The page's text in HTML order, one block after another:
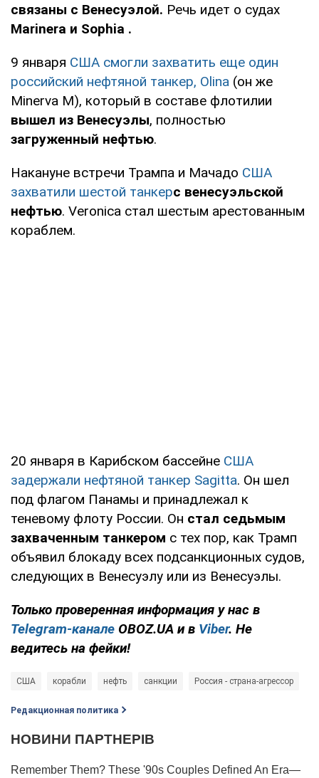
связаны с Венесуэлой. Речь идет о судах
Marinera и Sophia .
9 января США смогли захватить еще один
российский нефтяной танкер, Olina (он же
Minerva M), который в составе флотилии
вышел из Венесуэлы, полностью
загруженный нефтью.
Накануне встречи Трампа и Мачадо США
захватили шестой танкерс венесуэльской
нефтью. Veronica стал шестым арестованным
кораблем.
20 января в Карибском бассейне США
задержали нефтяной танкер Sagitta. Он шел
под флагом Панамы и принадлежал к
теневому флоту России. Он стал седьмым
захваченным танкером с тех пор, как Трамп
объявил блокаду всех подсанкционных судов,
следующих в Венесуэлу или из Венесуэлы.
Только проверенная информация у нас в
Telegram-канале OBOZ.UA и в Viber. Не
ведитесь на фейки!
США корабли нефть санкции Россия - страна-агрессор
Редакционная политика